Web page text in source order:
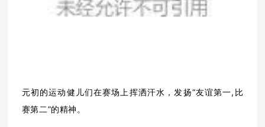
元初的运动健儿们在赛场上挥洒汗水，发扬“友谊第一,比
赛第二”的精神。